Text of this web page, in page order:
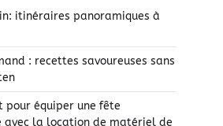
itinéraires panoramiques à
: recettes savoureuses sans
pour équiper une fête
avec la location de matériel de